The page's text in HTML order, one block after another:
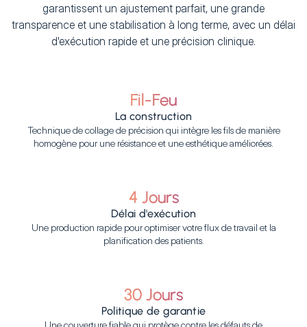
garantissent un ajustement parfait, une grande
transparence et une stabilisation à long terme, avec un délai
d'exécution rapide et une précision clinique.
Fil-Feu
La construction
Technique de collage de précision qui intègre les fils de manière
homogène pour une résistance et une esthétique améliorées.
4 Jours
Délai d'exécution
Une production rapide pour optimiser votre flux de travail et la
planification des patients.
30 Jours
Politique de garantie